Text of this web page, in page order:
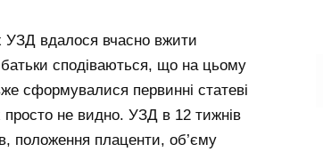
УЗД вдалося вчасно вжити
батьки сподіваються, що на цьому
сформувалися первинні статеві
просто не видно. УЗД в 12 тижнів
положення плаценти, об’єму